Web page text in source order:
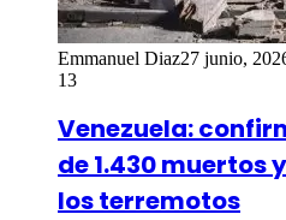
Emmanuel Diaz27 junio,
13
Venezuela:
de 1.430 muertos
los terremotos